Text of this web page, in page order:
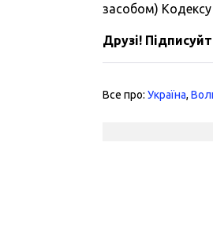
засобом) Кодексу
Друзі!
Все про:Україна,